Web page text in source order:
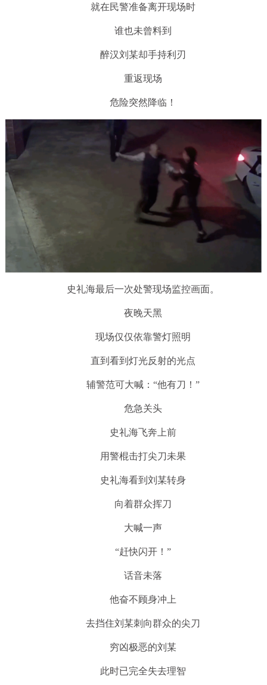
就在民警准备离开现场时
谁也未曾料到
醉汉刘某却手持利刃
重返现场
危险突然降临！
史礼海最后一次处警现场监控画面。
夜晚天黑
现场仅仅依靠警灯照明
直到看到灯光反射的光点
辅警范可大喊：“他有刀！”
危急关头
史礼海飞奔上前
用警棍击打尖刀未果
史礼海看到刘某转身
向着群众挥刀
大喊一声
“赶快闪开！”
话音未落
他奋不顾身冲上
去挡住刘某刺向群众的尖刀
穷凶极恶的刘某
此时已完全失去理智